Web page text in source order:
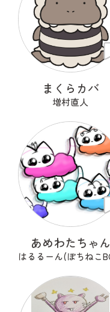
まくらカバ
増村直人
あめわたちゃん